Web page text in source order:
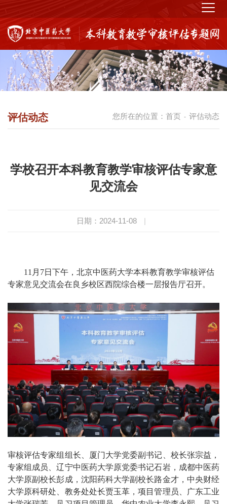
您所在的位置： 首页 - 评估动态
评估动态
学校召开本科教育教学审核评估专家意
见交流会
日期：2024-11-08 |
11月7日下午，北京中医药大学本科教育教学审核评估
专家意见交流会在良乡校区西院综合楼一层报告厅召开。
审核评估专家组组长、厦门大学党委副书记、校长张宗益，
专家组成员、辽宁中医药大学原党委书记石岩，成都中医药
大学原副校长彭成，沈阳药科大学副校长路金才，中央财经
大学原科研处、教务处处长贾玉革，项目管理员、广东工业